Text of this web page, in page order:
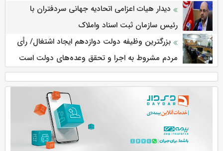
دیدار هیات اعزامی اتحادیه جهانی سردفتران با
رئیس سازمان ثبت اسناد واملاک
بزرگترین وظیفه دولت دوازدهم ایجاد اشتغال/ رأی
مردم مشروط به اجرا و تحقق وعده‌های دولت است